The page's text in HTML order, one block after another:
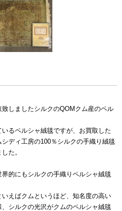
しましたシルクのQOMクム産のペル
るペルシャ絨毯ですが、お買取した
ディ工房の100％シルクの手織り絨毯
た。
的にもシルクの手織りペルシャ絨毯
えばクムというほど、知名度の高い
シルクの光沢がクムのペルシャ絨毯